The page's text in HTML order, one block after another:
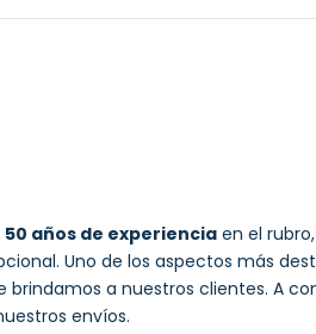
50 años de experiencia en el
Uno de los aspectos más
brindamos a nuestros clientes. A
envíos.